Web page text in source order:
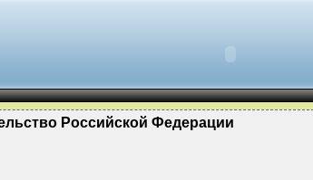
Российской Федерации